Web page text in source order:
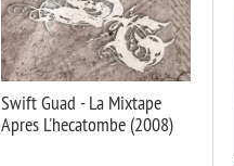
Swift Guad - La Mixtape
Apres L'hecatombe (2008)